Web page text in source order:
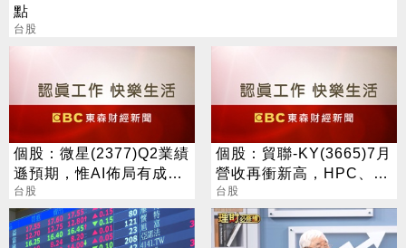
點
台股
個股：微星(2377)Q2業績
遜預期，惟AI佈局有成股
價震盪走多，週一大拉尾
盤
台股
個股：貿聯-KY(3665)7月
營收再衝新高，HPC、半
導體挹注長期成長動能
台股